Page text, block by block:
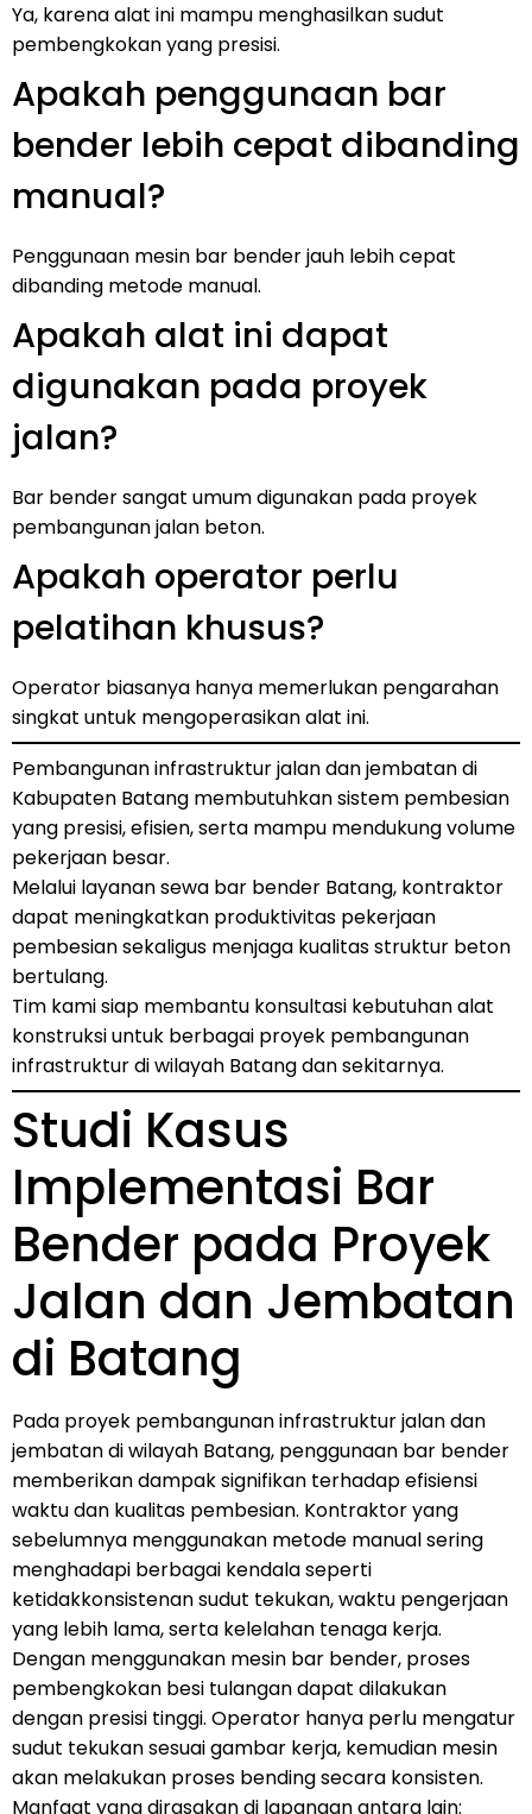
Ya, karena alat ini mampu menghasilkan sudut
pembengkokan yang presisi.
Apakah penggunaan bar
bender lebih cepat dibanding
manual?
Penggunaan mesin bar bender jauh lebih cepat
dibanding metode manual.
Apakah alat ini dapat
digunakan pada proyek
jalan?
Bar bender sangat umum digunakan pada proyek
pembangunan jalan beton.
Apakah operator perlu
pelatihan khusus?
Operator biasanya hanya memerlukan pengarahan
singkat untuk mengoperasikan alat ini.
Pembangunan infrastruktur jalan dan jembatan di
Kabupaten Batang membutuhkan sistem pembesian
yang presisi, efisien, serta mampu mendukung volume
pekerjaan besar.
Melalui layanan sewa bar bender Batang, kontraktor
dapat meningkatkan produktivitas pekerjaan
pembesian sekaligus menjaga kualitas struktur beton
bertulang.
Tim kami siap membantu konsultasi kebutuhan alat
konstruksi untuk berbagai proyek pembangunan
infrastruktur di wilayah Batang dan sekitarnya.
Studi Kasus
Implementasi Bar
Bender pada Proyek
Jalan dan Jembatan
di Batang
Pada proyek pembangunan infrastruktur jalan dan
jembatan di wilayah Batang, penggunaan bar bender
memberikan dampak signifikan terhadap efisiensi
waktu dan kualitas pembesian. Kontraktor yang
sebelumnya menggunakan metode manual sering
menghadapi berbagai kendala seperti
ketidakkonsistenan sudut tekukan, waktu pengerjaan
yang lebih lama, serta kelelahan tenaga kerja.
Dengan menggunakan mesin bar bender, proses
pembengkokan besi tulangan dapat dilakukan
dengan presisi tinggi. Operator hanya perlu mengatur
sudut tekukan sesuai gambar kerja, kemudian mesin
akan melakukan proses bending secara konsisten.
Manfaat yang dirasakan di lapangan antara lain: